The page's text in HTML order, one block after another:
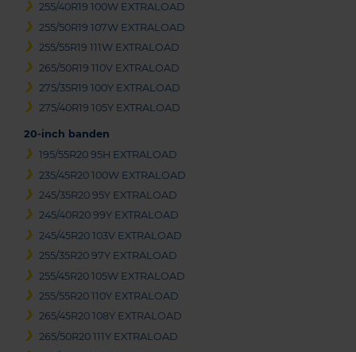
255/40R19 100W EXTRALOAD
255/50R19 107W EXTRALOAD
255/55R19 111W EXTRALOAD
265/50R19 110V EXTRALOAD
275/35R19 100Y EXTRALOAD
275/40R19 105Y EXTRALOAD
20-inch banden
195/55R20 95H EXTRALOAD
235/45R20 100W EXTRALOAD
245/35R20 95Y EXTRALOAD
245/40R20 99Y EXTRALOAD
245/45R20 103V EXTRALOAD
255/35R20 97Y EXTRALOAD
255/45R20 105W EXTRALOAD
255/55R20 110Y EXTRALOAD
265/45R20 108Y EXTRALOAD
265/50R20 111Y EXTRALOAD